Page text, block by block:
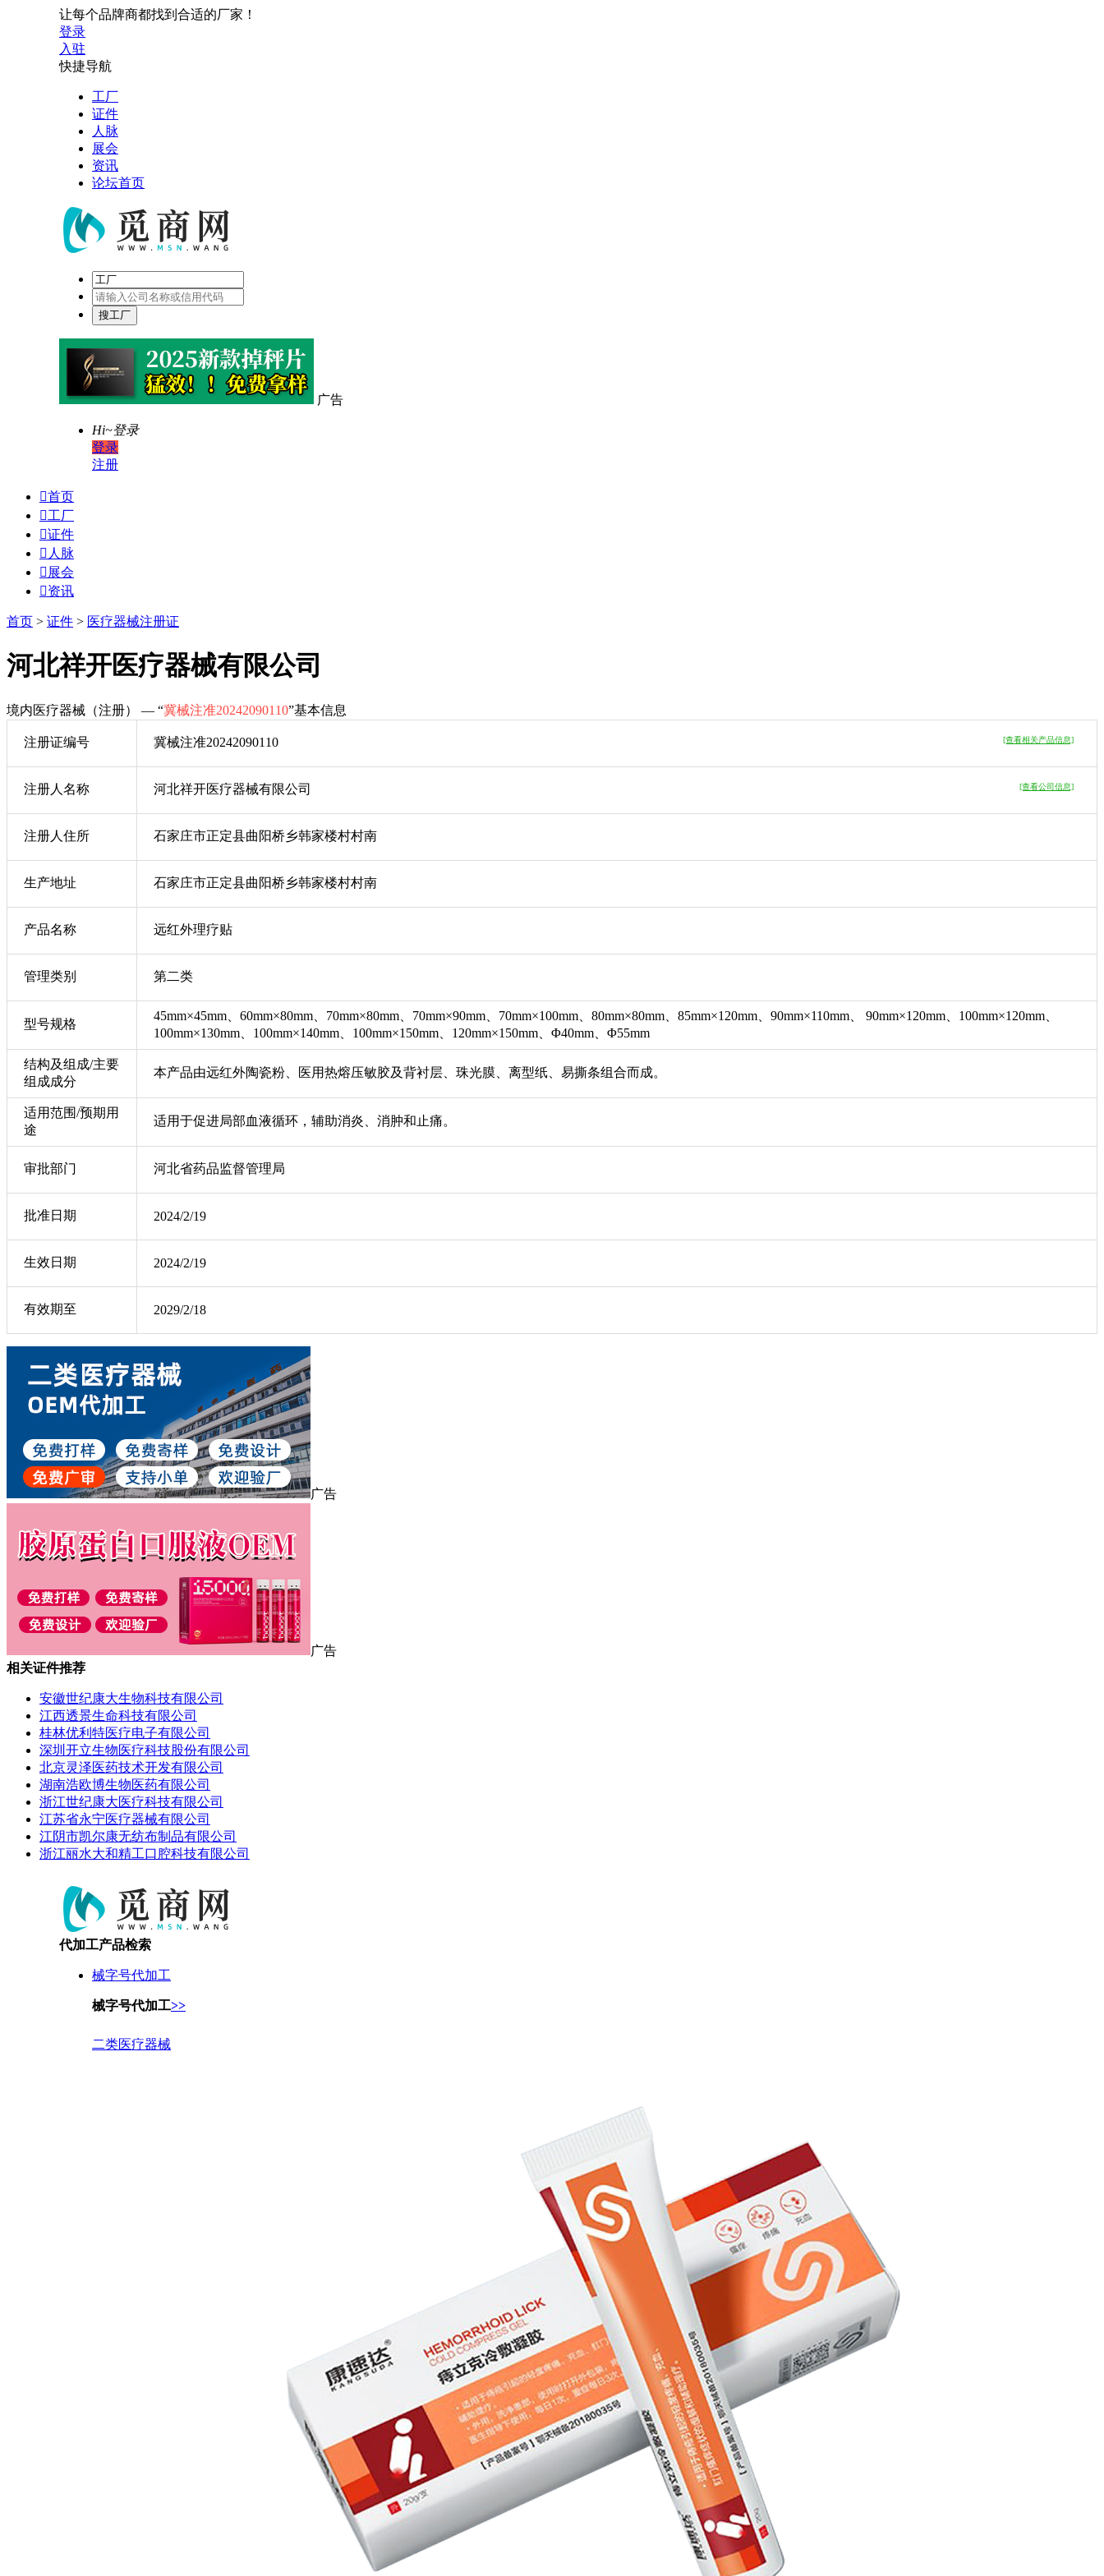
让每个品牌商都找到合适的厂家！
登录
入驻
快捷导航
工厂
证件
人脉
展会
资讯
论坛首页
广告
Hi~登录
登录
注册
首页
工厂
证件
 人脉
 展会
资讯
首页 > 证件 > 医疗器械注册证
河北祥开医疗器械有限公司
境内医疗器械（注册） — “冀械注准20242090110”基本信息
注册证编号 冀械注准20242090110 [查看相关产品信息]
注册人名称 河北祥开医疗器械有限公司 [查看公司信息]
注册人住所 石家庄市正定县曲阳桥乡韩家楼村村南
生产地址 石家庄市正定县曲阳桥乡韩家楼村村南
产品名称 远红外理疗贴
管理类别 第二类
型号规格
45mm×45mm、60mm×80mm、70mm×80mm、70mm×90mm、70mm×100mm、80mm×80mm、85mm×120mm、90mm×110mm、 90mm×120mm、100mm×120mm、
100mm×130mm、100mm×140mm、100mm×150mm、120mm×150mm、Φ40mm、Φ55mm
结构及组成/主要
组成成分
本产品由远红外陶瓷粉、医用热熔压敏胶及背衬层、珠光膜、离型纸、易撕条组合而成。
适用范围/预期用
途
适用于促进局部血液循环，辅助消炎、消肿和止痛。
审批部门 河北省药品监督管理局
批准日期 2024/2/19
生效日期 2024/2/19
有效期至 2029/2/18
广告
广告
相关证件推荐
安徽世纪康大生物科技有限公司
江西透景生命科技有限公司
桂林优利特医疗电子有限公司
深圳开立生物医疗科技股份有限公司
北京灵泽医药技术开发有限公司
湖南浩欧博生物医药有限公司
浙江世纪康大医疗科技有限公司
江苏省永宁医疗器械有限公司
江阴市凯尔康无纺布制品有限公司
浙江丽水大和精工口腔科技有限公司
代加工产品检索
械字号代加工
械字号代加工>>
二类医疗器械